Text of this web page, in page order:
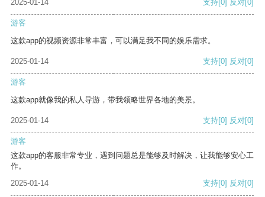
2025-01-14
支持[0] 反对[0]
游客
这款app的视频资源非常丰富，可以满足我不同的娱乐需求。
2025-01-14 支持[0] 反对[0]
游客
这款app就像我的私人导游，带我领略世界各地的美景。
2025-01-14 支持[0] 反对[0]
游客
这款app的客服非常专业，遇到问题总是能够及时解决，让我能够安心工
作。
2025-01-14
支持[0] 反对[0]